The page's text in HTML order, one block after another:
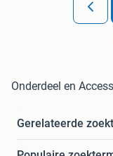
Onderdeel en
Gerelateerde